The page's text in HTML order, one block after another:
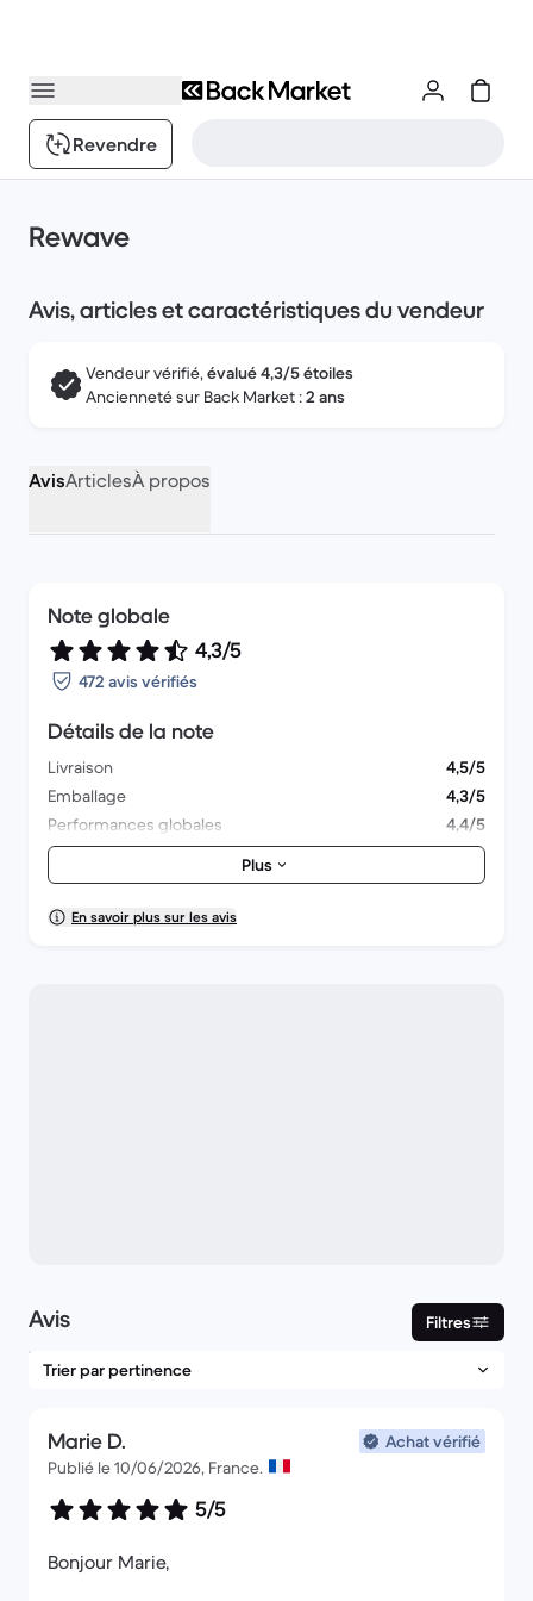
Revendre
Rewave
Avis, articles et caractéristiques du vendeur
Vendeur vérifié,évalué 4,3/5 étoiles
Ancienneté sur Back Market :2 ans
AvisArticlesÀ propos
Note globale
4,3/5
472 avis vérifiés
Détails de la note
Livraison
4,5/5
Emballage
4,3/5
Performances globales
4,4/5
Aspect esthétique
4,4/5
Plus
En savoir plus sur les avis
Avis Filtres
Marie D.
Achat vérifié
Publié le 10/06/2026, France.
5/5
Bonjour Marie,